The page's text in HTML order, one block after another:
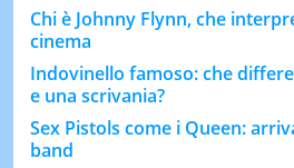
Chi è Johnny Flynn, che
cinema
Indovinello famoso: che
e una scrivania?
Sex Pistols come i Queen:
band